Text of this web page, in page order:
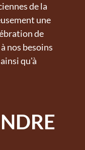
de la
une
de
nos besoins
qu'à